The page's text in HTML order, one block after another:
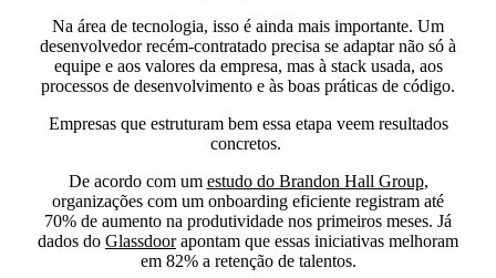
Na área de tecnologia, isso é ainda mais importante. Um
desenvolvedor recém-contratado precisa se adaptar não só à
equipe e aos valores da empresa, mas à stack usada, aos
processos de desenvolvimento e às boas práticas de código.
Empresas que estruturam bem essa etapa veem resultados
concretos.
De acordo com um estudo do Brandon Hall Group,
organizações com um onboarding eficiente registram até
70% de aumento na produtividade nos primeiros meses. Já
dados do Glassdoorapontam que essas iniciativas melhoram
em 82% a retenção de talentos.